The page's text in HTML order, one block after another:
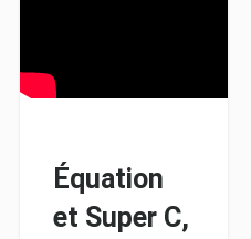
Équation
et Super C,